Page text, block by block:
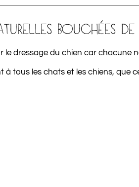
BOUCHÉES
le dressage du chien car chacune
à tous les chats et les chiens,